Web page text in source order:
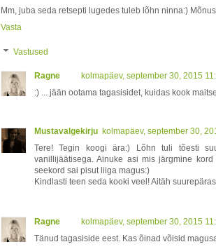
Mm, juba seda retsepti lugedes tuleb lõhn ninna:)
Vasta
Vastused
Ragne
kolmapäev, september 30, 2015
:) ... jään ootama tagasisidet, kuidas kook
Mustavalgekirju kolmapäev, september 30,
Tere! Tegin koogi ära:) Lõhn tuli tõesti
vanillijäätisega. Ainuke asi mis järgmine
seekord sai pisut liiga magus:)
Kindlasti teen seda kooki veel! Aitäh
Ragne
kolmapäev, september 30, 2015
Tänud tagasiside eest. Kas õinad võisid